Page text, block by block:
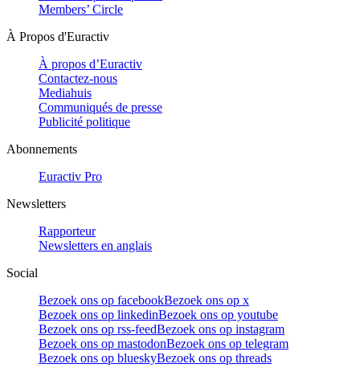
Members’ Circle
À Propos d'Euractiv
À propos d’Euractiv
Contactez-nous
Mediahuis
Communiqués de presse
Publicité politique
Abonnements
Euractiv Pro
Newsletters
Rapporteur
Newsletters en anglais
Social
Bezoek ons op facebookBezoek ons op x
Bezoek ons op linkedinBezoek ons op youtube
Bezoek ons op rss-feedBezoek ons op instagram
Bezoek ons op mastodonBezoek ons op telegram
Bezoek ons op blueskyBezoek ons op threads